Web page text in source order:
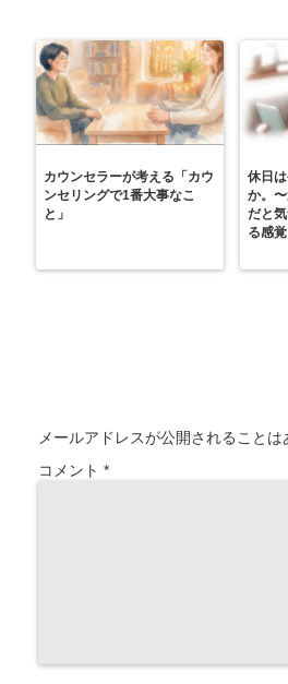
カウンセラーが考える「カウ
ンセリングで1番大事なこ
と」
休日
か。
だと
る感
メールアドレスが公開されることは
コメント *